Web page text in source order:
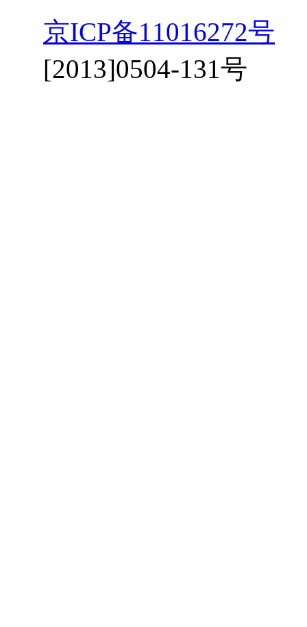
京ICP备11016272号
[2013]0504-131号